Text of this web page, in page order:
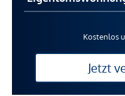
Kostenlos
Jetzt